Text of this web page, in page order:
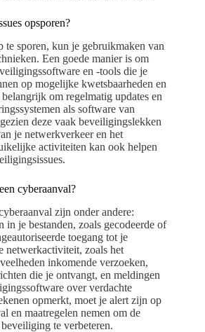
opsporen?
te sporen, kun je gebruikmaken van
Een goede manier is om
en -tools die je
op mogelijke kwetsbaarheden en
om regelmatig updates en
als software van
deze vaak beveiligingslekken
je netwerkverkeer en het
activiteiten kan ook helpen
cyberaanval?
zijn onder andere:
in je bestanden, zoals gecodeerde of
toegang tot je
netwerkactiviteit, zoals het
inkomende verzoeken,
die je ontvangt, en meldingen
over verdachte
opmerkt, moet je alert zijn op
en maatregelen nemen om de
te verbeteren.